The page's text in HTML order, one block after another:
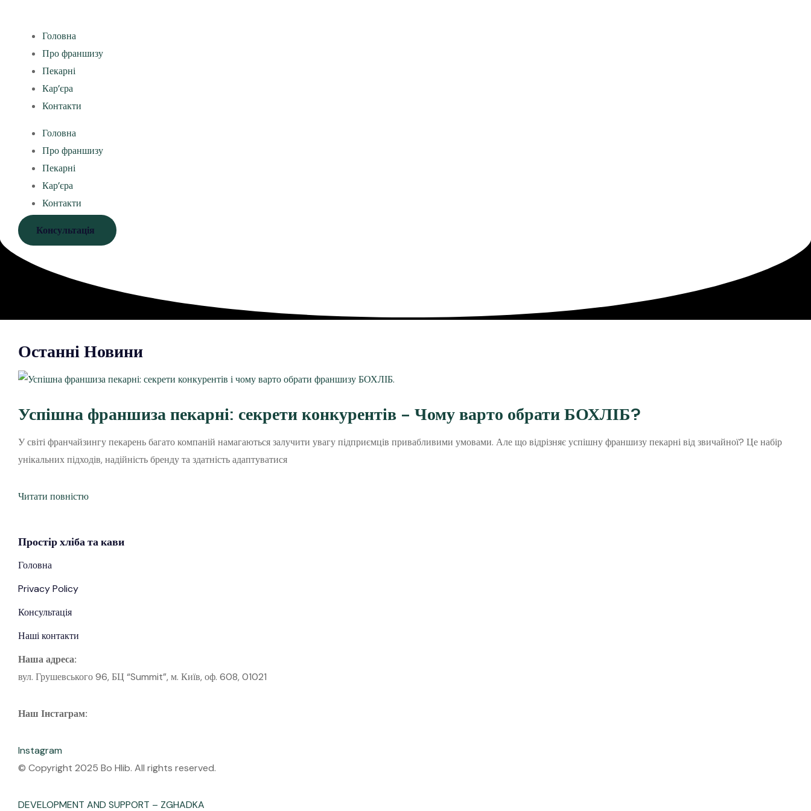
Головна
Про франшизу
Пекарні
Кар’єра
Контакти
Головна
Про франшизу
Пекарні
Кар’єра
Контакти
Консультація
Останні Новини
Успішна франшиза пекарні: секрети конкурентів – Чому варто обрати БОХЛІБ?
У світі франчайзингу пекарень багато компаній намагаються залучити увагу підприємців привабливими умовами. Але що відрізняє успішну франшизу пекарні від звичайної? Це набір
унікальних підходів, надійність бренду та здатність адаптуватися
Читати повністю
Простірхлібата кави
Головна
Privacy Policy
Консультація
Наші контакти
Наша адреса:
вул. Грушевського 96, БЦ “Summit”, м. Київ, оф. 608, 01021
Наш Інстаграм:
Instagram
© Copyright 2025 Bo Hlib. All rights reserved.
DEVELOPMENT AND SUPPORT – ZGHADKA